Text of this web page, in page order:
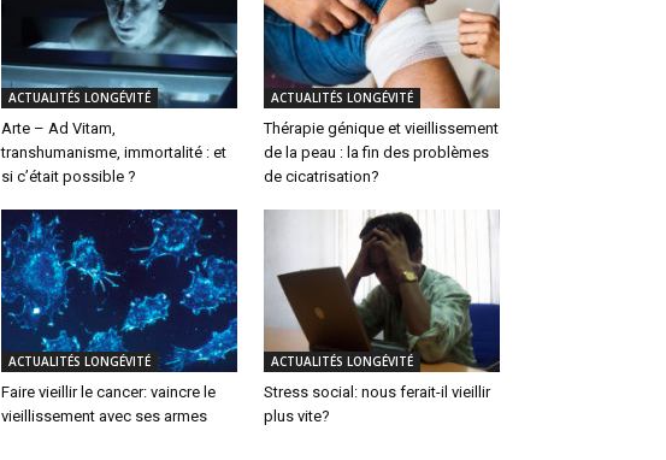
ACTUALITÉS LONGÉVITÉ
Arte – Ad Vitam,
transhumanisme, immortalité : et
si c’était possible ?
ACTUALITÉS LONGÉVITÉ
Thérapie génique et vieillissement
de la peau : la fin des problèmes
de cicatrisation?
ACTUALITÉS LONGÉVITÉ
Faire vieillir le cancer: vaincre le
vieillissement avec ses armes
ACTUALITÉS LONGÉVITÉ
Stress social: nous ferait-il vieillir
plus vite?